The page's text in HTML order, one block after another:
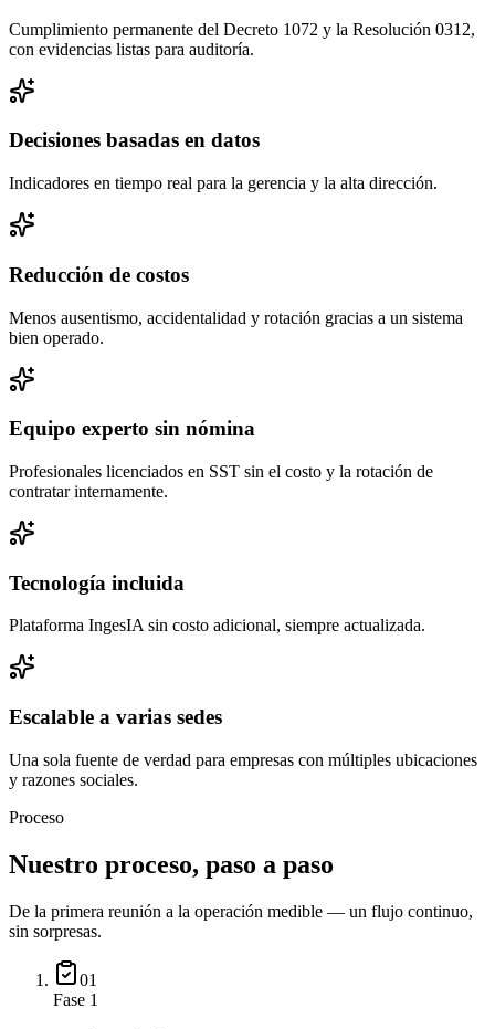
Cumplimiento permanente del Decreto 1072 y la Resolución 0312,
con evidencias listas para auditoría.
Decisiones basadas en datos
Indicadores en tiempo real para la gerencia y la alta dirección.
Reducción de costos
Menos ausentismo, accidentalidad y rotación gracias a un sistema
bien operado.
Equipo experto sin nómina
Profesionales licenciados en SST sin el costo y la rotación de
contratar internamente.
Tecnología incluida
Plataforma IngesIA sin costo adicional, siempre actualizada.
Escalable a varias sedes
Una sola fuente de verdad para empresas con múltiples ubicaciones
y razones sociales.
Proceso
Nuestro proceso, paso a paso
De la primera reunión a la operación medible — un flujo continuo,
sin sorpresas.
01
Fase 1